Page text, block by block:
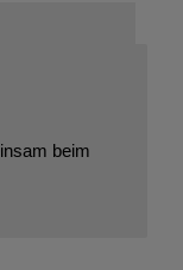
beim